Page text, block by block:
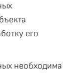
его
необходима